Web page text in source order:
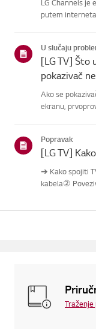
LG Channels je
putem
tipkikanala...
U slučaju
[LG TV] Što
pokazivač
Ako se
ekranu,
Popravak
[LG TV]
➔ Kako spojiti
kabela②